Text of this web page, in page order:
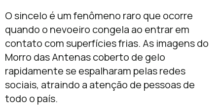
O sincelo é um fenômeno raro que ocorre
quando o nevoeiro congela ao entrar em
contato com superfícies frias. As imagens do
Morro das Antenas coberto de gelo
rapidamente se espalharam pelas redes
sociais, atraindo a atenção de pessoas de
todo o país.